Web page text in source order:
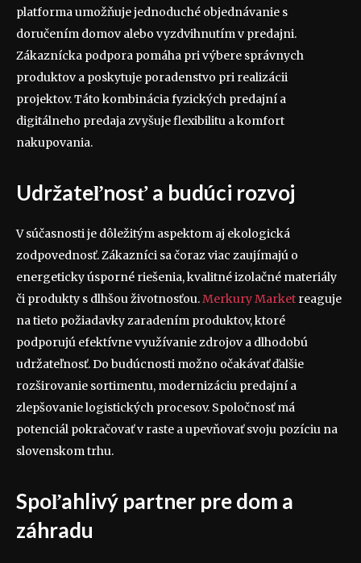
platforma umožňuje jednoduché objednávanie s
doručením domov alebo vyzdvihnutím v predajni.
Zákaznícka podpora pomáha pri výbere správnych
produktov a poskytuje poradenstvo pri realizácii
projektov. Táto kombinácia fyzických predajní a
digitálneho predaja zvyšuje flexibilitu a komfort
nakupovania.
Udržateľnosť a budúci rozvoj
V súčasnosti je dôležitým aspektom aj ekologická
zodpovednosť. Zákazníci sa čoraz viac zaujímajú o
energeticky úsporné riešenia, kvalitné izolačné materiály
či produkty s dlhšou životnosťou.Merkury Market reaguje
na tieto požiadavky zaradením produktov, ktoré
podporujú efektívne využívanie zdrojov a dlhodobú
udržateľnosť. Do budúcnosti možno očakávať ďalšie
rozširovanie sortimentu, modernizáciu predajní a
zlepšovanie logistických procesov. Spoločnosť má
potenciál pokračovať v raste a upevňovať svoju pozíciu na
slovenskom trhu.
Spoľahlivý partner pre dom a
záhradu